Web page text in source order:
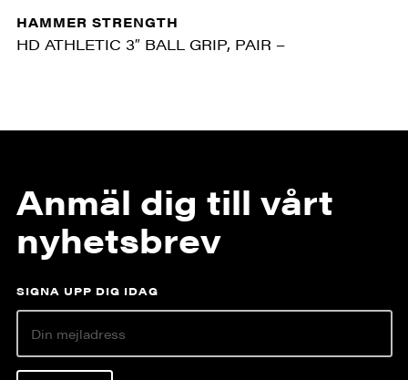
HAMMER STRENGTH
HD ATHLETIC 3″ BALL GRIP, PAIR –
Anmäl dig till vårt
nyhetsbrev
SIGNA UPP DIG IDAG